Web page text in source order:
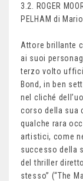
3.2. ROGER
PELHAM di
Attore brillante
ai suoi
terzo volto
Bond, in ben
nel cliché
corso della sua
qualche rara
artistici, come
successo della
del thriller
stesso” (“The